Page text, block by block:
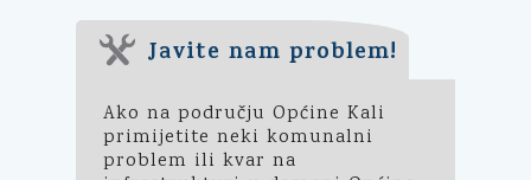
Javite nam problem!
Ako na području Općine Kali
primijetite neki komunalni
problem ili kvar na